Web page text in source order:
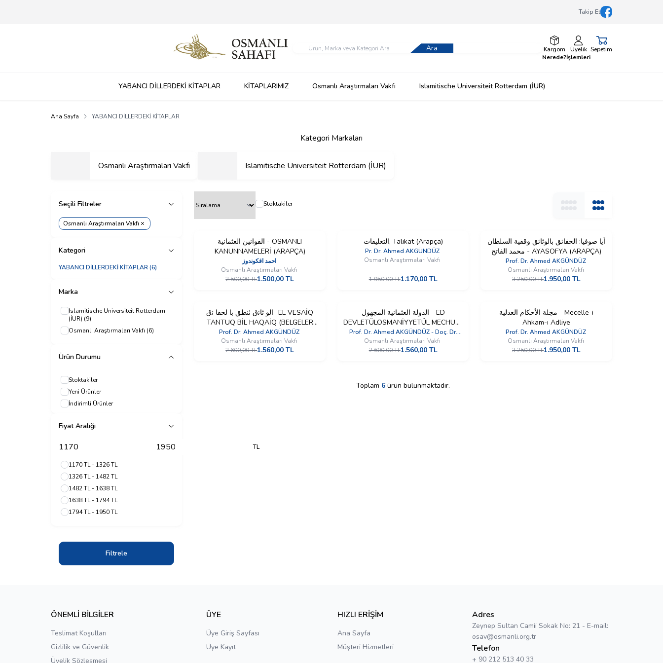
Takip EtFacebook
Ara
Kargom
Nerede?
Üyelik
İşlemleri
Sepetim
YABANCI DİLLERDEKİ KİTAPLAR KİTAPLARIMIZ Osmanlı Araştırmaları Vakfı Islamitische Universiteit Rotterdam (İUR)
Ana Sayfa YABANCI DİLLERDEKİ KİTAPLAR
Kategori Markaları
Osmanlı Araştırmaları Vakfı Islamitische Universiteit Rotterdam (İUR)
Seçili Filtreler
Osmanlı Araştırmaları Vakfı
Kategori
YABANCI DİLLERDEKİ KİTAPLAR(6)
Marka
Islamitische Universiteit Rotterdam
(İUR) (9)
Osmanlı Araştırmaları Vakfı (6)
Ürün Durumu
Stoktakiler
Yeni Ürünler
İndirimli Ürünler
Fiyat Aralığı
TL
1170 TL - 1326 TL
1326 TL - 1482 TL
1482 TL - 1638 TL
1638 TL - 1794 TL
1794 TL - 1950 TL
Filtrele
Stoktakiler
İndirim
القوانين العثمانية - OSMANLI
KANUNNAMELERİ (ARAPÇA)
احمد اقكوندوز
Osmanlı Araştırmaları Vakfı
2.500,00TL1.500,00 TL
التعليقات, Talikat (Arapça)
Pr. Dr. Ahmed AKGÜNDÜZ
Osmanlı Araştırmaları Vakfı
1.950,00TL1.170,00TL
%40
İndirim
أيا صوفيا: الحقائق بالوثائق وقفية السلطان
محمد الفاتح - AYASOFYA (ARAPÇA)
Prof. Dr. Ahmed AKGÜNDÜZ
Osmanlı Araştırmaları Vakfı
3.250,00TL1.950,00 TL
40
İndirim
الو ثاﺋق ٺنطق با لحقا ﺋق -EL-VESAİQ
TANTUQ BİL HAQAİQ (BELGELER
GERÇEKLERİ KONUŞUYOR)
Prof. Dr. Ahmed AKGÜNDÜZ
Osmanlı Araştırmaları Vakfı
2.600,00TL1.560,00 TL
İndirim
الدولة العثمانية المجهول - ED
DEVLETÜLOSMANİYYETÜL MECHULE
(BİLİNMEYEN OSMANLI -ARAPÇA)
Prof. Dr. Ahmed AKGÜNDÜZ - Doç. Dr.
Said ÖZTÜRK
Osmanlı Araştırmaları Vakfı
2.600,00TL1.560,00TL
مجلة الأحكام العدلية - Mecelle-i
Ahkam-ı Adliye
Prof. Dr. Ahmed AKGÜNDÜZ
Osmanlı Araştırmaları Vakfı
3.250,00TL1.950,00 TL
Toplam 6 ürün bulunmaktadır.
ÖNEMLİ BİLGİLER
Teslimat Koşulları
Gizlilik ve Güvenlik
Üyelik Sözleşmesi
ÜYE
Üye Giriş Sayfası
Üye Kayıt
HIZLI ERİŞİM
Ana Sayfa
Müşteri Hizmetleri
Adres
Zeynep Sultan Camii Sokak No: 21 - E-mail:
osav@osmanli.org.tr
Telefon
+ 90 212 513 40 33